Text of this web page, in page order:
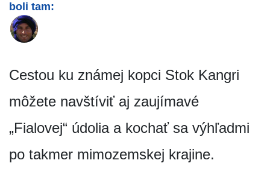
boli tam:
Cestou ku známej kopci Stok Kangri
môžete navštíviť aj zaujímavé
„Fialovej“ údolia a kochať sa výhľadmi
po takmer mimozemskej krajine.